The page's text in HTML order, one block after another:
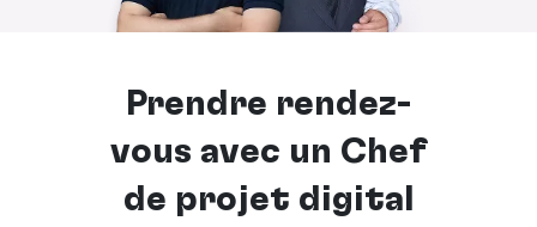
Prendre rendez-
vous avec un Chef
de projet digital